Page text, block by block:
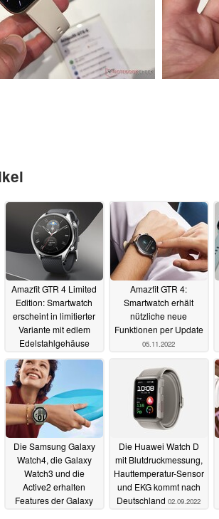
Amazfit GTR 4 Limited
Edition: Smartwatch
erscheint in limitierter
Variante mit edlem
Edelstahlgehäuse
24.04.2023
Amazfit GTR 4:
Smartwatch erhält
nützliche neue
Funktionen per Update
05.11.2022
Die Samsung Galaxy
Watch4, die Galaxy
Watch3 und die
Active2 erhalten
Features der Galaxy
Die Huawei Watch D
mit Blutdruckmessung,
Hauttemperatur-Sensor
und EKG kommt nach
Deutschland 02.09.2022